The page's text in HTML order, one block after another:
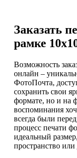
Заказать
рамке
Возможность
онлайн –
ФотоПочта,
сохранить свои
формате, но и на
воспоминания
всегда были
процесс печати
идеальный
пространство